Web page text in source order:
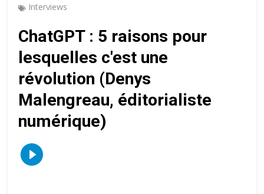
Interviews
ChatGPT : 5 raisons pour
lesquelles c'est une
révolution (Denys
Malengreau, éditorialiste
numérique)